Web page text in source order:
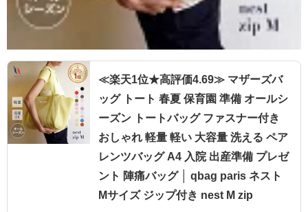
≪楽天1位★高評価4.69≫ マザーズバ
ッグ トート 春夏 保育園 準備 オールシ
ーズン トートバッグ ファスナー付き
おしゃれ 軽量 軽い 大容量 洗える ペア
レンツバッグ A4 入院 出産準備 プレゼ
ント 陣痛バッグ │ qbag paris ネスト
Mサイズ ジップ付き nest M zip